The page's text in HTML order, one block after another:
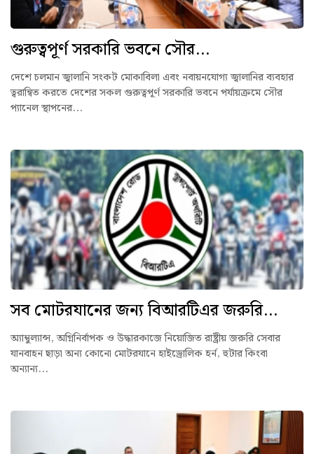
গুরুত্বপূর্ণ সরকারি ভবনে সৌর...
দেশে চলমান জ্বালানি সংকট মোকাবিলা এবং নবায়নযোগ্য জ্বালানির ব্যবহার
ত্বরান্বিত করতে দেশের সকল গুরুত্বপূর্ণ সরকারি ভবনে পর্যায়ক্রমে সৌর
প্যানেল স্থাপনের...
সব মোটরযানের জন্য বিআরটিএর জরুরি...
অ্যাম্বুল্যান্স, অগ্নিনির্বাপক ও উদ্ধারকাজে নিয়োজিত রাষ্ট্রীয় জরুরি সেবার
যানবাহন ছাড়া অন্য কোনো মোটরযানে হাইড্রোলিক হর্ন, হুটার কিংবা
অন্যান্য...